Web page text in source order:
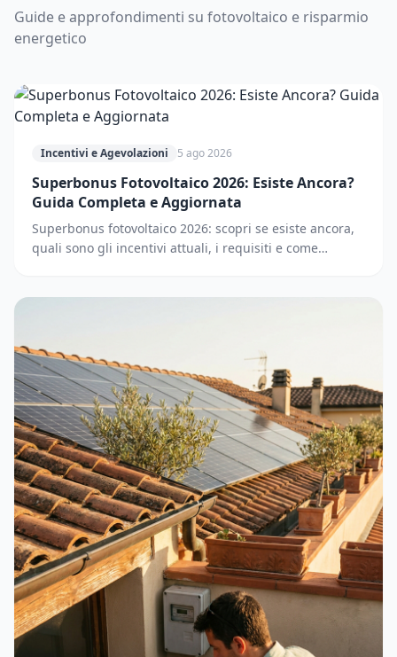
Guide e approfondimenti su fotovoltaico e risparmio
energetico
Incentivi e Agevolazioni 5 ago 2026
Superbonus Fotovoltaico 2026: Esiste Ancora?
Guida Completa e Aggiornata
Superbonus fotovoltaico 2026: scopri se esiste ancora,
quali sono gli incentivi attuali, i requisiti e come